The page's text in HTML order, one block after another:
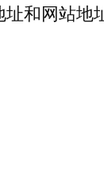
和网站地